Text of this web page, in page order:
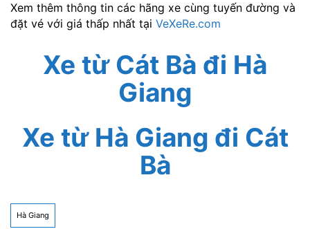
Xem thêm thông tin các hãng xe cùng tuyến đường và
đặt vé với giá thấp nhất tại VeXeRe.com
Xe từ Cát Bà đi Hà
Giang
Xe từ Hà Giang đi Cát
Bà
Hà Giang